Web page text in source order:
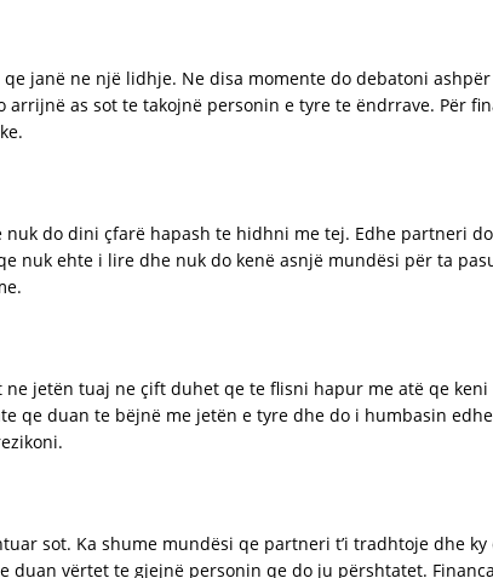
janë ne një lidhje. Ne disa momente do debatoni
as sot te takojnë personin e tyre te ëndrrave. Për
do dini çfarë hapash te hidhni me tej. Edhe partneri
nuk ehte i lire dhe nuk do kenë asnjë mundësi për ta
ne jetën tuaj ne çift duhet qe te flisni hapur me atë qe
qe duan te bëjnë me jetën e tyre dhe do i humbasin
sot. Ka shume mundësi qe partneri t’i tradhtoje dhe
duan vërtet te gjejnë personin qe do ju përshtatet.